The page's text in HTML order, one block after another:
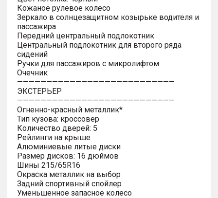
Кожаное рулевое колесо
Зеркало в солнцезащитном козырьке водителя и
пассажира
Передний центральный подлокотник
Центральный подлокотник для второго ряда
сидений
Ручки для пассажиров с микролифтом
Очечник
———————————————————————————
ЭКСТЕРЬЕР
———————————————————————————
Огненно-красный металлик*
Тип кузова: кроссовер
Количество дверей: 5
Рейлинги на крыше
Алюминиевые литые диски
Размер дисков: 16 дюймов
Шины 215/65R16
Окраска металлик на выбор
Задний спортивный спойлер
Уменьшенное запасное колесо